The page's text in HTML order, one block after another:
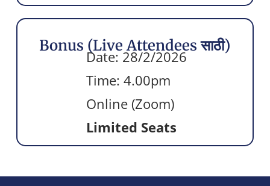
Bonus (Live Attendees साठी)
Date: 28/2/2026
Time: 4.00pm
Online (Zoom)
Limited Seats